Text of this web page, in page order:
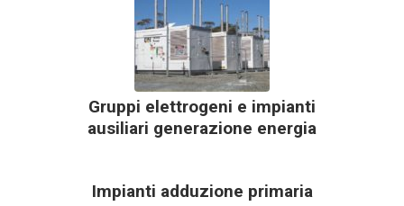
Gruppi elettrogeni e impianti
ausiliari generazione energia
Impianti adduzione primaria